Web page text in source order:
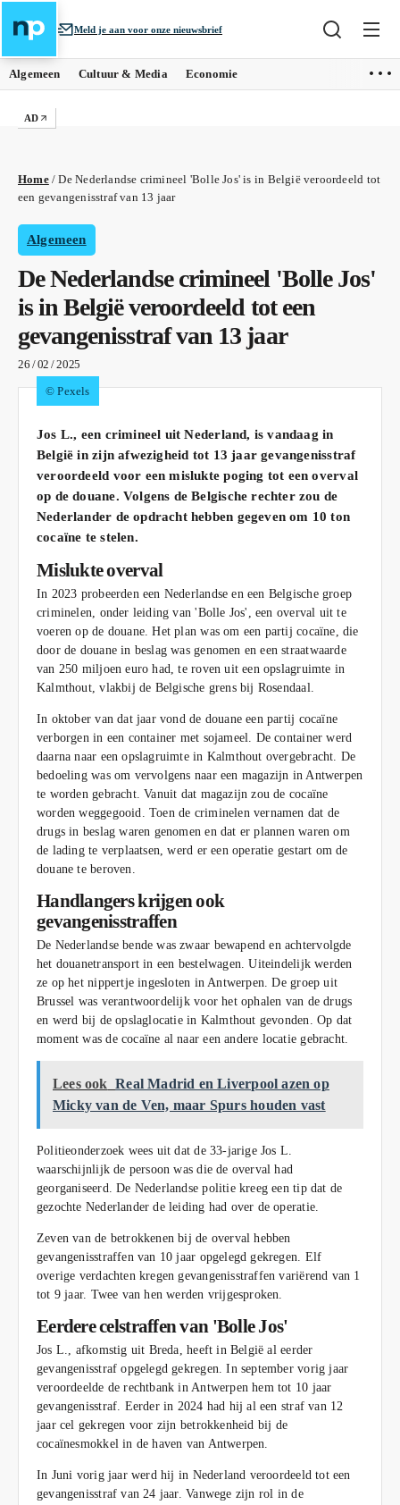
Meld je aan voor onze nieuwsbrief
Algemeen Cultuur & Media Economie
AD
Home/De Nederlandse crimineel 'Bolle Jos' is in België veroordeeld tot
een gevangenisstraf van 13 jaar
Algemeen
De Nederlandse crimineel 'Bolle Jos'
is in België veroordeeld tot een
gevangenisstraf van 13 jaar
26 / 02 / 2025
© Pexels
Jos L., een crimineel uit Nederland, is vandaag in
België in zijn afwezigheid tot 13 jaar gevangenisstraf
veroordeeld voor een mislukte poging tot een overval
op de douane. Volgens de Belgische rechter zou de
Nederlander de opdracht hebben gegeven om 10 ton
cocaïne te stelen.
Mislukte overval
In 2023 probeerden een Nederlandse en een Belgische groep
criminelen, onder leiding van 'Bolle Jos', een overval uit te
voeren op de douane. Het plan was om een partij cocaïne, die
door de douane in beslag was genomen en een straatwaarde
van 250 miljoen euro had, te roven uit een opslagruimte in
Kalmthout, vlakbij de Belgische grens bij Rosendaal.
In oktober van dat jaar vond de douane een partij cocaïne
verborgen in een container met sojameel. De container werd
daarna naar een opslagruimte in Kalmthout overgebracht. De
bedoeling was om vervolgens naar een magazijn in Antwerpen
te worden gebracht. Vanuit dat magazijn zou de cocaïne
worden weggegooid. Toen de criminelen vernamen dat de
drugs in beslag waren genomen en dat er plannen waren om
de lading te verplaatsen, werd er een operatie gestart om de
douane te beroven.
Handlangers krijgen ook
gevangenisstraffen
De Nederlandse bende was zwaar bewapend en achtervolgde
het douanetransport in een bestelwagen. Uiteindelijk werden
ze op het nippertje ingesloten in Antwerpen. De groep uit
Brussel was verantwoordelijk voor het ophalen van de drugs
en werd bij de opslaglocatie in Kalmthout gevonden. Op dat
moment was de cocaïne al naar een andere locatie gebracht.
Lees ook Real Madrid en Liverpool azen op
Micky van de Ven, maar Spurs houden vast
Politieonderzoek wees uit dat de 33-jarige Jos L.
waarschijnlijk de persoon was die de overval had
georganiseerd. De Nederlandse politie kreeg een tip dat de
gezochte Nederlander de leiding had over de operatie.
Zeven van de betrokkenen bij de overval hebben
gevangenisstraffen van 10 jaar opgelegd gekregen. Elf
overige verdachten kregen gevangenisstraffen variërend van 1
tot 9 jaar. Twee van hen werden vrijgesproken.
Eerdere celstraffen van 'Bolle Jos'
Jos L., afkomstig uit Breda, heeft in België al eerder
gevangenisstraf opgelegd gekregen. In september vorig jaar
veroordeelde de rechtbank in Antwerpen hem tot 10 jaar
gevangenisstraf. Eerder in 2024 had hij al een straf van 12
jaar cel gekregen voor zijn betrokkenheid bij de
cocaïnesmokkel in de haven van Antwerpen.
In Juni vorig jaar werd hij in Nederland veroordeeld tot een
gevangenisstraf van 24 jaar. Vanwege zijn rol in de